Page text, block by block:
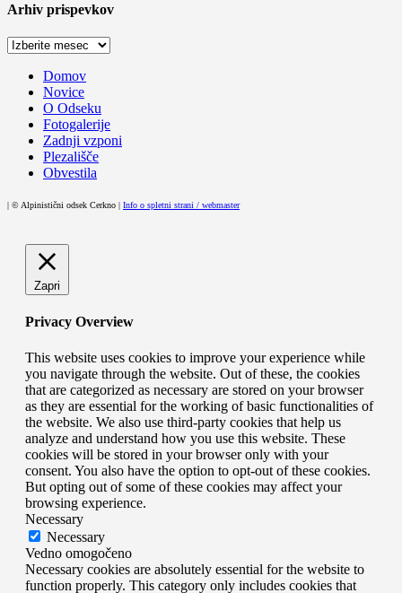
Arhiv prispevkov
Arhiv
Domov
Novice
O Odseku
Fotogalerije
Zadnji vzponi
Plezališče
Obvestila
| © Alpinistični odsek Cerkno | Info o spletni strani / webmaster
Zapri
Privacy Overview
This website uses cookies to improve your experience while
you navigate through the website. Out of these, the cookies
that are categorized as necessary are stored on your browser
as they are essential for the working of basic functionalities of
the website. We also use third-party cookies that help us
analyze and understand how you use this website. These
cookies will be stored in your browser only with your
consent. You also have the option to opt-out of these cookies.
But opting out of some of these cookies may affect your
browsing experience.
Necessary
Necessary
Vedno omogočeno
Necessary cookies are absolutely essential for the website to
function properly. This category only includes cookies that